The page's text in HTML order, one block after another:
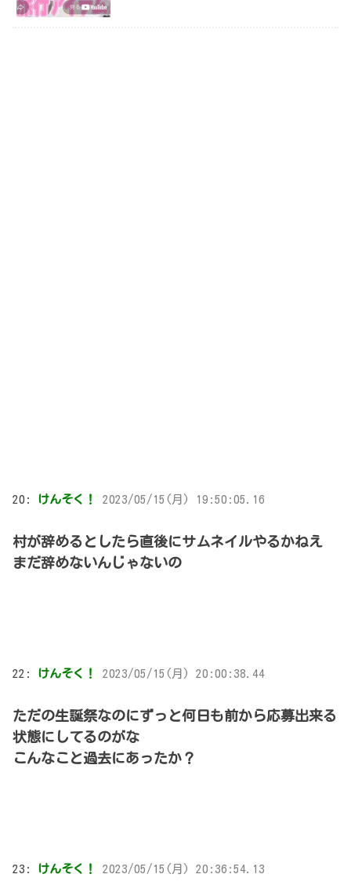
20: けんそく！ 2023/05/15(月) 19:50:05.16
村が辞めるとしたら直後にサムネイルやるかねえ
まだ辞めないんじゃないの
22: けんそく！ 2023/05/15(月) 20:00:38.44
ただの生誕祭なのにずっと何日も前から応募出来る
状態にしてるのがな
こんなこと過去にあったか？
23: けんそく！ 2023/05/15(月) 20:36:54.13